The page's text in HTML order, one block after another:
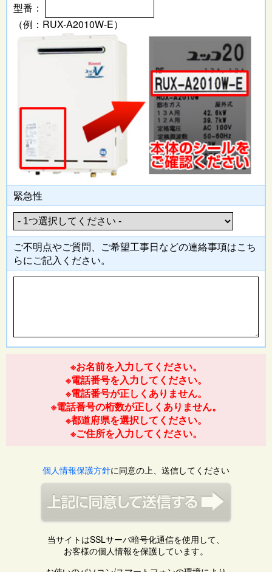
型番：
（例：RUX-A2010W-E）
緊急性
ご不明点やご質問、ご希望工事日などの連絡事項はこち
らにご記入 ください。
※お名前を入力してください。
※電話番号を入力してください。
※電話番号が正しくありません。
※電話番号の桁数が正しくありません。
※都道府県を選択してください。
※ご住所を入力してください。
個人情報保護方針に同意の上、送信してください
当サイトはSSLサーバ暗号化通信を使用して、
お客様の個人情報を保護しています。